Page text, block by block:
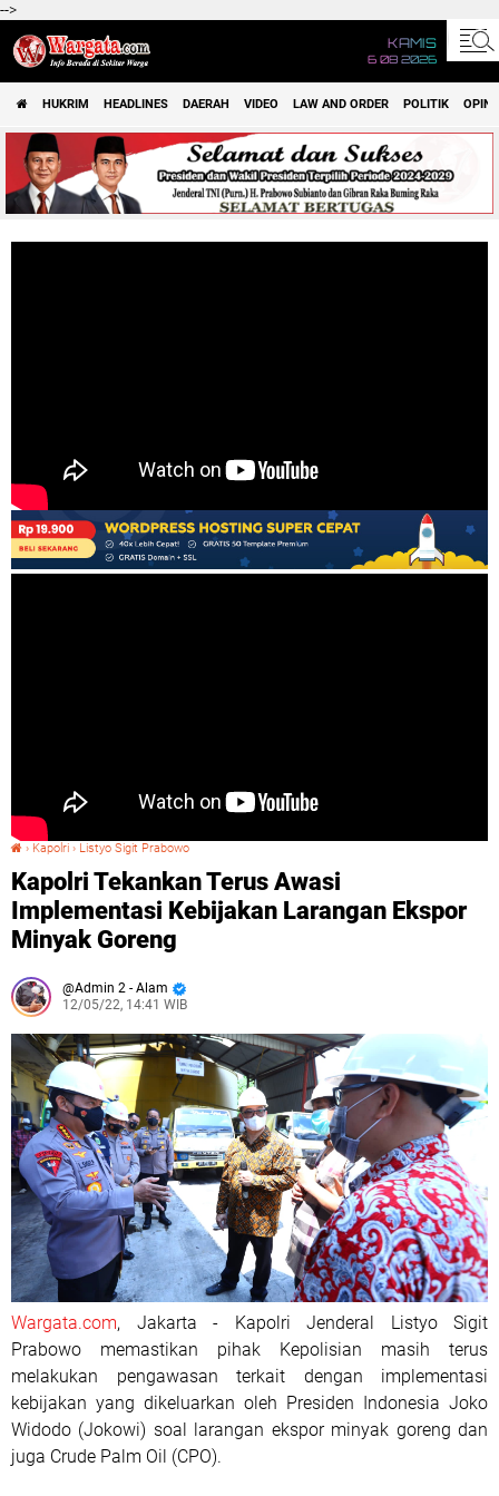
-->
KAMIS
6 08 2026
HUKRIM HEADLINES DAERAH VIDEO LAW AND ORDER POLITIK OPINI
› Kapolri › Listyo Sigit Prabowo
Kapolri Tekankan Terus Awasi
Implementasi Kebijakan Larangan Ekspor
Minyak Goreng
Admin 2 - Alam
12/05/22, 14:41 WIB
Wargata.com, Jakarta - Kapolri Jenderal Listyo Sigit
Prabowo memastikan pihak Kepolisian masih terus
melakukan pengawasan terkait dengan implementasi
kebijakan yang dikeluarkan oleh Presiden Indonesia Joko
Widodo (Jokowi) soal larangan ekspor minyak goreng dan
juga Crude Palm Oil (CPO).